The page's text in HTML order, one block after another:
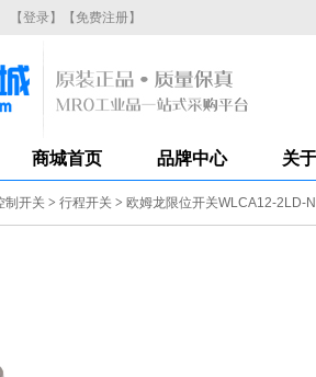
【登录】 【免费注册】
商城首页 品牌中心 关
制开关 > 行程开关 > 欧姆龙限位开关WLCA12-2LD-